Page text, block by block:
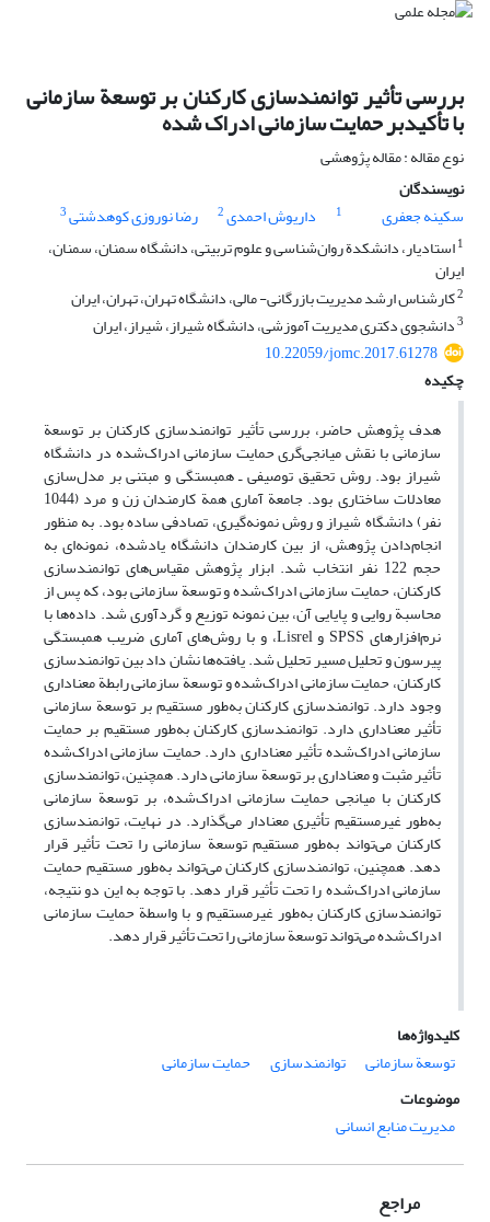
بررسی تأثیر توانمندسازی کارکنان بر توسعة سازمانی
با تأکیدبر حمایت سازمانی ادراک شده
نوع مقاله : مقاله پژوهشی
نویسندگان
سکینه جعفری
1 داریوش احمدی2 رضا نوروزی کوهدشتی3
1استادیار، دانشکدة روان‌شناسی و علوم تربیتی، دانشگاه سمنان، سمنان،
ایران
2کارشناس ‌ارشد مدیریت بازرگانی- مالی، دانشگاه تهران، تهران، ایران
3دانشجوی دکتری مدیریت آموزشی، دانشگاه شیراز، شیراز، ایران
10.22059/jomc.2017.61278
چکیده
هدف پژوهش حاضر، بررسی تأثیر توانمندسازی کارکنان بر توسعة
سازمانی با نقش میانجی‌گری حمایت سازمانی ادراک‌شده در دانشگاه
شیراز بود. روش تحقیق توصیفی ـ همبستگی و مبتنی بر مدل‌سازی
معادلات ساختاری بود. جامعة آماری همة کارمندان زن و مرد (1044
نفر) دانشگاه شیراز و روش نمونه‌گیری، تصادفی ساده بود. به منظور
انجام‌دادن پژوهش، از بین کارمندان دانشگاه یادشده، نمونه‌ای به
حجم 122 نفر انتخاب شد. ابزار پژوهش مقیاس‌های توانمندسازی
کارکنان، حمایت سازمانی ادراک‌شده و توسعة سازمانی بود، که پس از
محاسبة روایی و پایایی آن، بین نمونه توزیع و گرد‌آوری شد. داده‌ها با
نرم‌افزارهای SPSS و Lisrel، و با روش‌های آماری ضریب همبستگی
پیرسون و تحلیل مسیر تحلیل شد. یافته‌ها نشان داد بین توانمندسازی
کارکنان، حمایت سازمانی ادراک‌شده و توسعة سازمانی رابطة معناداری
وجود دارد. توانمندسازی کارکنان به‌طور مستقیم بر توسعة سازمانی
تأثیر معناداری دارد. توانمندسازی کارکنان به‌طور مستقیم بر حمایت
سازمانی ادراک‌شده تأثیر معناداری دارد. حمایت سازمانی ادراک‌شده
تأثیر مثبت و معناداری بر توسعة سازمانی دارد. همچنین، توانمندسازی
کارکنان با میانجی حمایت سازمانی ادراک‌شده، بر توسعة سازمانی
به‌طور غیرمستقیم تأثیری معنادار می‌گذارد. در نهایت، توانمندسازی
کارکنان می‌تواند به‌طور مستقیم توسعة سازمانی را تحت تأثیر قرار
دهد. همچنین، توانمندسازی کارکنان می‌تواند به‌طور مستقیم حمایت
سازمانی ادراک‌شده را تحت تأثیر قرار دهد. با توجه به این دو نتیجه،
توانمندسازی کارکنان به‌طور غیرمستقیم و با واسطة حمایت سازمانی
ادراک‌شده می‌تواند توسعة سازمانی را تحت تأثیر قرار دهد.
کلیدواژه‌ها
توسعة سازمانی
توانمندسازی
حمایت سازمانی
موضوعات
مدیریت منابع انسانی
مراجع